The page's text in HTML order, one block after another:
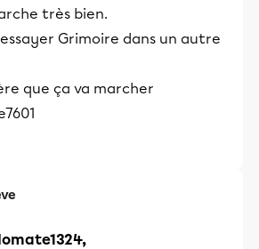
très bien.
Grimoire dans un autre
que ça va marcher